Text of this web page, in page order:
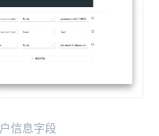
信息字段